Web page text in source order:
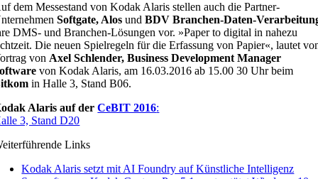
dem Messestand von Kodak Alaris stellen auch die Partner-
Softgate, Alos undBDV Branchen-Daten-
DMS- und Branchen-Lösungen vor. »Paper to digital in nahezu
Die neuen Spielregeln für die Erfassung von Papier«, lautet
von Axel Schlender, Business Development Manager
von Kodak Alaris, am 16.03.2016 ab 15.00 30 Uhr beim
in Halle 3, Stand B06.
Alaris auf derCeBIT 2016:
3, Stand D20
Links
Kodak Alaris setzt mit AI Foundry auf Künstliche Intelligenz